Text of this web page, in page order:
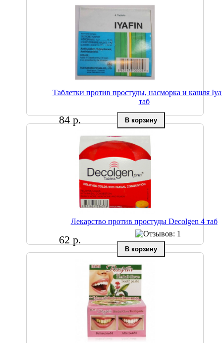
Таблетки против простуды, насморка и кашля
таб
84 р.
Лекарство против простуды Decolgen 4 таб
62 р.